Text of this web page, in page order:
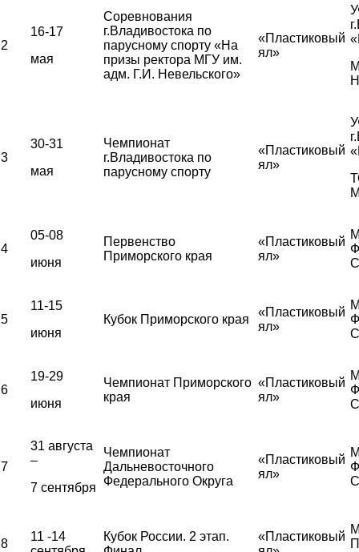
2
16-17
мая
Соревнования
г.Владивостока по
парусному спорту «На
призы ректора МГУ им.
адм. Г.И. Невельского»
«Пластиковый
ял»
3
30-31
мая
Чемпионат
г.Владивостока по
парусному спорту
«Пластиковый
ял»
4
05-08
июня
Первенство
Приморского края
«Пластиковый
ял»
5
11-15
июня
Кубок Приморского края
«Пластиковый
ял»
6
19-29
июня
Чемпионат Приморского
края
«Пластиковый
ял»
7
31 августа
–
7 сентября
Чемпионат
Дальневосточного
Федерального Округа
«Пластиковый
ял»
8
11 -14
Кубок России. 2 этап.
«Пластиковый